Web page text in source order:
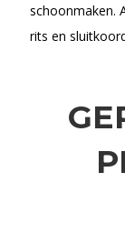
schoonmaken.
rits en